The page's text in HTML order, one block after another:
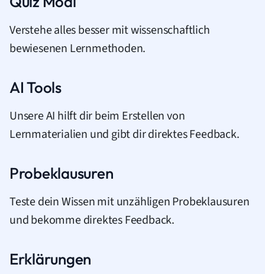
Verstehe alles besser mit wissenschaftlich
bewiesenen Lernmethoden.
AI Tools
Unsere AI hilft dir beim Erstellen von
Lernmaterialien und gibt dir direktes Feedback.
Probeklausuren
Teste dein Wissen mit unzähligen Probeklausuren
und bekomme direktes Feedback.
Erklärungen